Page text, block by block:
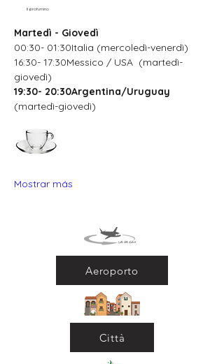
Il profumino
Martedì - Giovedì
00:30- 01:30Italia (mercoledì-venerdì)
16:30- 17:30Messico / USA  (martedì-
giovedì)
19:30- 20:30Argentina/Uruguay
(martedì-giovedì)
Mostrar más
Aeroporto
Città